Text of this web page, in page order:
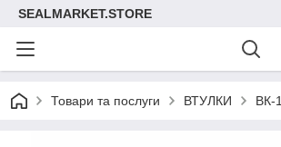
SEALMARKET.STORE
Товари та послуги ВТУЛКИ ВК-1